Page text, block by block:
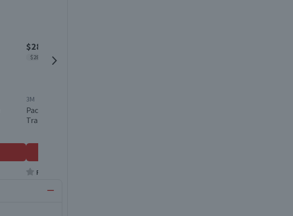
$2890
$2890 x un
3M
Pack Cinta Adhesiva 3M Scotch
Transparente 3 un.
Producto sin calificar